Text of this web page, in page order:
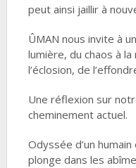
peut ainsi jaillir à
ÛMAN nous invite à
lumière, du chaos à
l’éclosion, de
Une réflexion sur
cheminement actuel.
Odyssée d’un
plonge dans les